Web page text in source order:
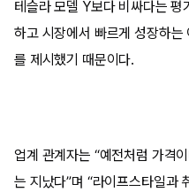
테슬라 모델 Y보다 비싸다는
하고 시장에서 빠르게 성장하는
를 제시했기 때문이다.
업계 관계자는 “예전처럼 가격
는 지났다”며 “라이프스타일과